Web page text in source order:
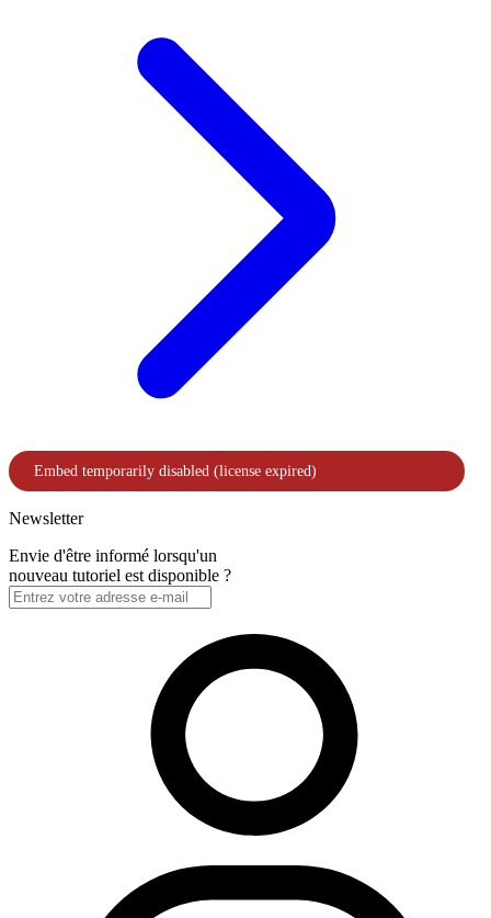
Newsletter
Envie d'être informé lorsqu'un
nouveau tutoriel est disponible ?